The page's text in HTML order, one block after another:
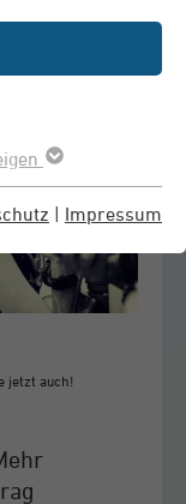
| Impressum
jetzt auch!